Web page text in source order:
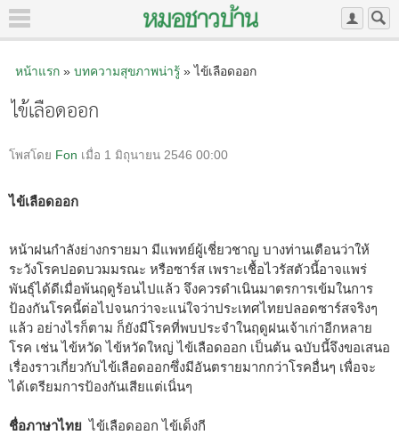
หน้าแรก» บทความสุขภาพน่ารู้» ไข้เลือดออก
ไข้เลือดออก
โพสโดย Fon เมื่อ 1 มิถุนายน 2546 00:00
ไข้เลือดออก
หน้าฝนกำลังย่างกรายมา มีแพทย์ผู้เชี่ยวชาญ บางท่านเตือนว่าให้
ระวังโรคปอดบวมมรณะ หรือซาร์ส เพราะเชื้อไวรัสตัวนี้อาจแพร่
พันธุ์ได้ดีเมื่อพ้นฤดูร้อนไปแล้ว จึงควรดำเนินมาตรการเข้มในการ
ป้องกันโรคนี้ต่อไปจนกว่าจะแน่ใจว่าประเทศไทยปลอดซาร์สจริงๆ
แล้ว อย่างไรก็ตาม ก็ยังมีโรคที่พบประจำในฤดูฝนเจ้าเก่าอีกหลาย
โรค เช่น ไข้หวัด ไข้หวัดใหญ่ ไข้เลือดออก เป็นต้น ฉบับนี้จึงขอเสนอ
เรื่องราวเกี่ยวกับไข้เลือดออกซึ่งมีอันตรายมากกว่าโรคอื่นๆ เพื่อจะ
ได้เตรียมการป้องกันเสียแต่เนิ่นๆ
ชื่อภาษาไทยไข้เลือดออก ไข้เด็งกี